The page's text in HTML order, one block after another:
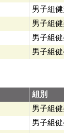
男子組
男子組
男子組
男子組
組別
男子組
男子組